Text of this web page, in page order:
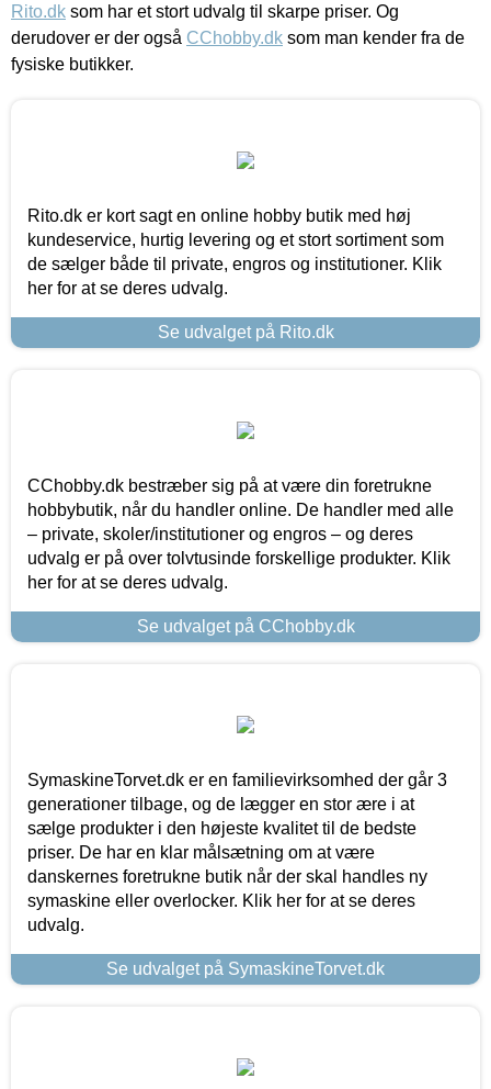
Rito.dk som har et stort udvalg til skarpe priser. Og
derudover er der også CChobby.dk som man kender fra de
fysiske butikker.
Rito.dk er kort sagt en online hobby butik med høj
kundeservice, hurtig levering og et stort sortiment som
de sælger både til private, engros og institutioner. Klik
her for at se deres udvalg.
Se udvalget på Rito.dk
CChobby.dk bestræber sig på at være din foretrukne
hobbybutik, når du handler online. De handler med alle
– private, skoler/institutioner og engros – og deres
udvalg er på over tolvtusinde forskellige produkter. Klik
her for at se deres udvalg.
Se udvalget på CChobby.dk
SymaskineTorvet.dk er en familievirksomhed der går 3
generationer tilbage, og de lægger en stor ære i at
sælge produkter i den højeste kvalitet til de bedste
priser. De har en klar målsætning om at være
danskernes foretrukne butik når der skal handles ny
symaskine eller overlocker. Klik her for at se deres
udvalg.
Se udvalget på SymaskineTorvet.dk